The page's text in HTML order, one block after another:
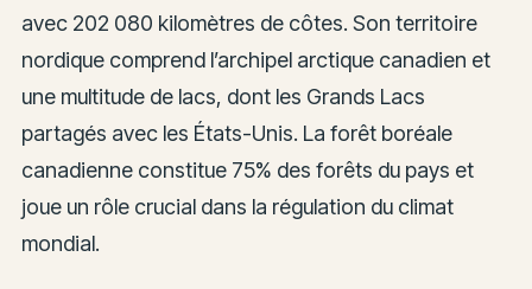
avec 202 080 kilomètres de côtes. Son territoire
nordique comprend l’archipel arctique canadien et
une multitude de lacs, dont les Grands Lacs
partagés avec les États-Unis. La forêt boréale
canadienne constitue 75% des forêts du pays et
joue un rôle crucial dans la régulation du climat
mondial.